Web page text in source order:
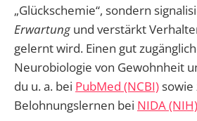
„Glückschemie“, sondern
Erwartungund verstärkt
gelernt wird. Einen gut
Neurobiologie von Gewohnheit
du u. a. bei PubMed (NCBI)sowie
Belohnungslernen bei NIDA (NIH)